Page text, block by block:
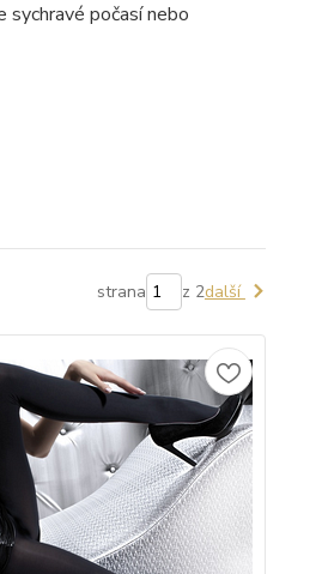
sychravé počasí nebo
strana z 2další